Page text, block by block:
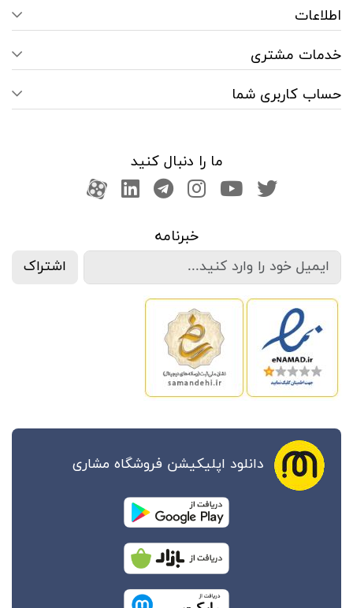
اطلاعات
خدمات مشتری
حساب کاربری شما
ما را دنبال کنید
صفحه تویتر
کانال یوتوب
اینستاگرام
کانال تلگرام
کانال لینکدین
آپارات
خبرنامه
اشتراک
دانلود اپلیکیشن فروشگاه مشاری